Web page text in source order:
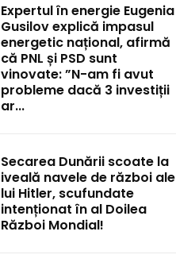
Expertul în energie Eugenia
Gusilov explică impasul
energetic național, afirmă
că PNL și PSD sunt
vinovate: ”N-am fi avut
probleme dacă 3 investiții
ar...
Secarea Dunării scoate la
iveală navele de război ale
lui Hitler, scufundate
intenționat în al Doilea
Război Mondial!